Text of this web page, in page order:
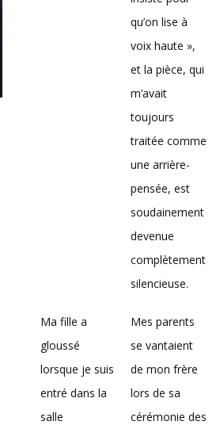
qu’on lise à
voix haute »,
et la pièce, qui
m’avait
toujours
traitée comme
une arrière-
pensée, est
soudainement
devenue
complètement
silencieuse.
Ma fille a
gloussé
lorsque je suis
entré dans la
salle
Mes parents
se vantaient
de mon frère
lors de sa
cérémonie des